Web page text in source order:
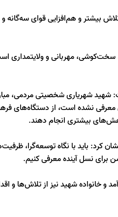
تلاش بیشتر و هم‌افزایی قوای
مهربانی و ولایتمداری
شهریاری شخصیتی مردمی،
نشده است، از دستگاه‌های
بیشتری انجام دهند.
کرد: باید با نگاه توسعه‌گرا،
برای نسل آینده معرفی کنیم.
و خانواده شهید نیز از تلاش‌ها و